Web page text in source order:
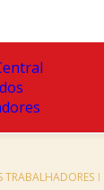
TRABALHADORES